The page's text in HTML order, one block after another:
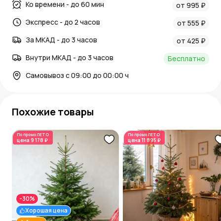
Ко времени - до 60 мин
от 995 ₽
Экспресс - до 2 часов
от 555 ₽
За МКАД - до 3 часов
от 425 ₽
Внутри МКАД - до 3 часов
Бесплатно
Самовывоз с 09:00 до 00:00 ч
Похожие товары
По промоЛЕТО
цена 9 178 ₽
Хорошая цена
-30%
По промоЛЕТО
цена 11 895 ₽